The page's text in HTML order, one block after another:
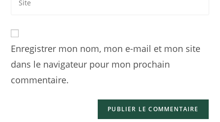
Enregistrer mon nom, mon e-mail et mon site
dans le navigateur pour mon prochain
commentaire.